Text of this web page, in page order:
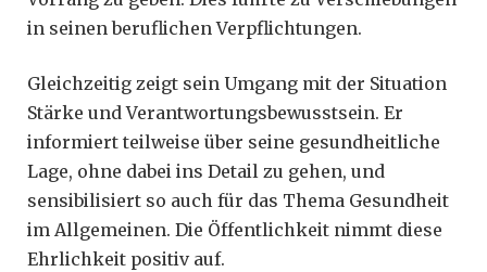
in seinen beruflichen Verpflichtungen.
Gleichzeitig zeigt sein Umgang mit der Situation
Stärke und Verantwortungsbewusstsein. Er
informiert teilweise über seine gesundheitliche
Lage, ohne dabei ins Detail zu gehen, und
sensibilisiert so auch für das Thema Gesundheit
im Allgemeinen. Die Öffentlichkeit nimmt diese
Ehrlichkeit positiv auf.